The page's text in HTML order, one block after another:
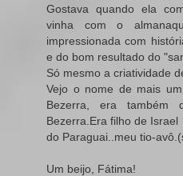
Gostava quando ela
vinha com o
impressionada com
e do bom resultado do
Só mesmo a criatividade
Vejo o nome de mais
Bezerra, era também
Bezerra.Era filho de
do Paraguai..meu tio-
Um beijo, Fátima!